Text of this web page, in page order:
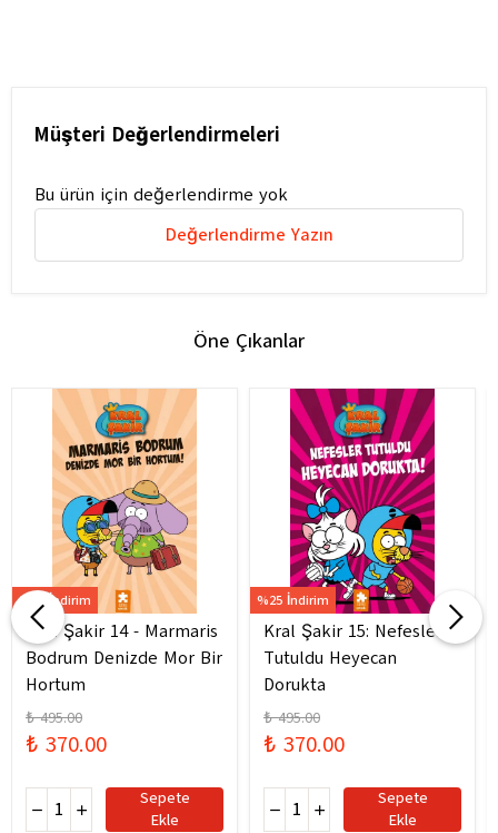
Müşteri Değerlendirmeleri
Bu ürün için değerlendirme yok
Değerlendirme Yazın
Öne Çıkanlar
%25 İndirim
Kral Şakir 14 - Marmaris
Bodrum Denizde Mor Bir
Hortum
₺ 495.00
₺ 370.00
Sepete
Ekle
%25 İndirim
Kral Şakir 15: Nefesler
Tutuldu Heyecan
Dorukta
₺ 495.00
₺ 370.00
Sepete
Ekle